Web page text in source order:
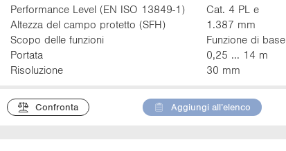
Performance Level (EN ISO 13849-1)
Cat. 4 PL e
Altezza del campo protetto (SFH)
1.387 mm
Scopo delle funzioni
Funzione di base
Portata
0,25 ... 14 m
Risoluzione
30 mm
Confronta Aggiungi all’elenco